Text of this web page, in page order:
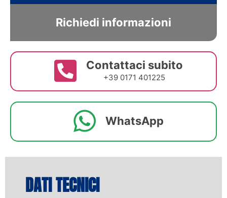
Richiedi informazioni
Contattaci subito
+39 0171 401225
WhatsApp
DATI TECNICI